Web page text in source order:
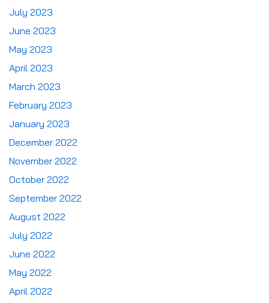
July 2023
June 2023
May 2023
April 2023
March 2023
February 2023
January 2023
December 2022
November 2022
October 2022
September 2022
August 2022
July 2022
June 2022
May 2022
April 2022